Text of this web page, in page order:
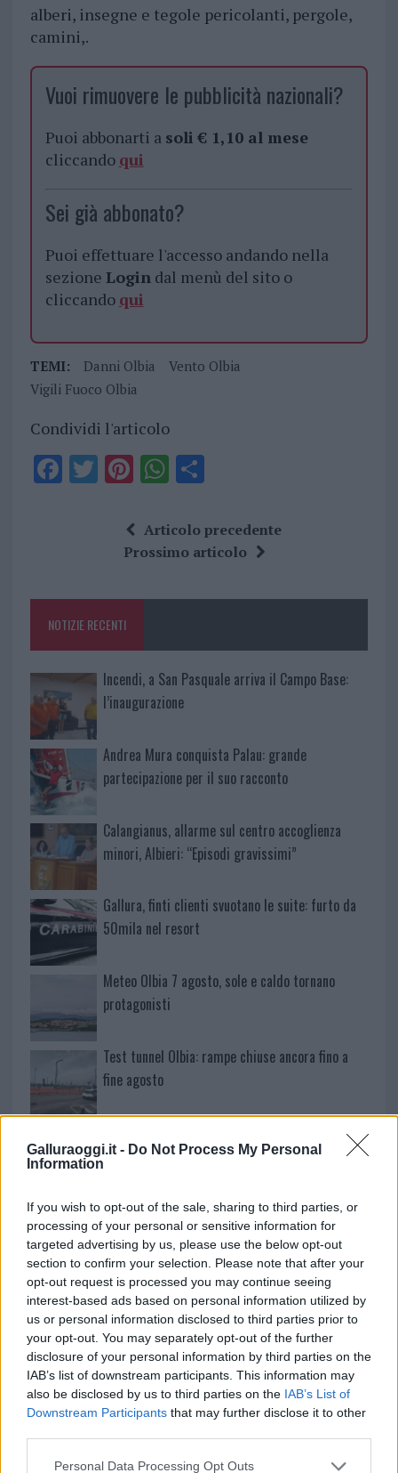
Galluraoggi.it - Do Not Process My Personal
Information
If you wish to opt-out of the sale, sharing to third parties, or
processing of your personal or sensitive information for
targeted advertising by us, please use the below opt-out
section to confirm your selection. Please note that after your
opt-out request is processed you may continue seeing
interest-based ads based on personal information utilized by
us or personal information disclosed to third parties prior to
your opt-out. You may separately opt-out of the further
disclosure of your personal information by third parties on the
IAB’s list of downstream participants. This information may
also be disclosed by us to third parties on the IAB’s List of
Downstream Participants that may further disclose it to other
Please note that this website/app uses one or more Google
Personal Data Processing Opt Outs
alberi, insegne e tegole pericolanti, pergole,
camini,.
Vuoi rimuovere le pubblicità nazionali?
Puoi abbonarti a soli € 1,10 al mese
cliccando qui
Sei già abbonato?
Puoi effettuare l'accesso andando nella
sezione Logindal menù del sito o
cliccando qui
TEMI: Danni Olbia
Vento Olbia
Vigili Fuoco Olbia
Condividi l'articolo
F
o
k
T Pi
te
re
W
at
s
p
S
a
re
Articolo precedente
Prossimo articolo
NOTIZIE RECENTI
Incendi, a San Pasquale arriva il Campo Base:
l’inaugurazione
Andrea Mura conquista Palau: grande
partecipazione per il suo racconto
Calangianus, allarme sul centro accoglienza
minori, Albieri: “Episodi gravissimi”
Gallura, finti clienti svuotano le suite: furto da
50mila nel resort
Meteo Olbia 7 agosto, sole e caldo tornano
protagonisti
Test tunnel Olbia: rampe chiuse ancora fino a
fine agosto
Aggius conquista la classifica delle mete più
amate dell’estate 2026
NECROLOGIE
Mario Malu